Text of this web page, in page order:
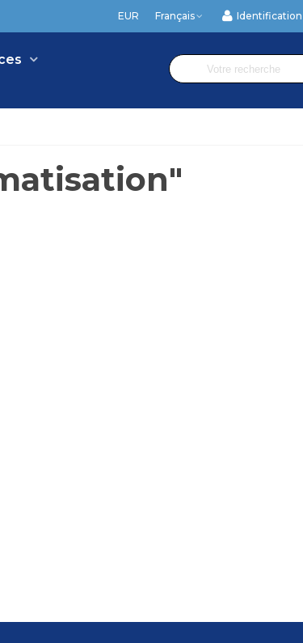
EUR Français Identification